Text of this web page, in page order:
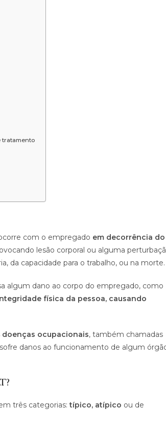
tratamento
com o empregado em decorrência do
lesão corporal ou alguma
da capacidade para o trabalho, ou na morte.
algum dano ao corpo do empregado, como
física da pessoa, causando
doenças ocupacionais, também chamadas
danos ao funcionamento de algum
três categorias:típico, atípico ou de